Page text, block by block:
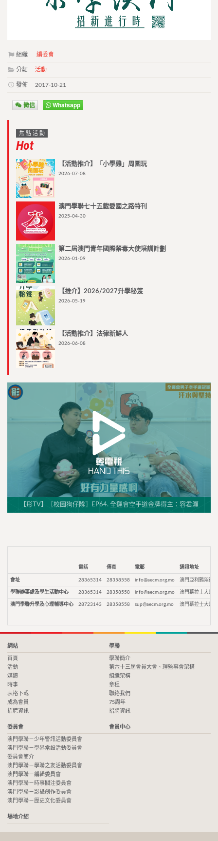
組織 編委會
分類 活動
發佈 2017-10-21
微信 Whatsapp
焦點活動
Hot
【活動推介】「小學雞」周圍玩
2026-07-08
澳門學聯七十五載愛國之路特刊
2025-04-30
第二屆澳門青年國際禁毒大使培訓計劃
2026-01-09
【推介】2026/2027升學秘笈
2026-05-19
【活動推介】法律新鮮人
2026-06-08
【形TV】〖校園狗仔隊〗EP64. 全運會空手道金牌得主：容君灝
電話 傳真 電郵 通訊地址
會址 28365314 28358558 info@aecm.org.mo 澳門亞利鴉架街9
學聯辦事處及學生活動中心 28365314 28358558 info@aecm.org.mo 澳門慕拉士大馬
澳門學聯升學及心理輔導中心 28723143 28358558 sup@aecm.org.mo 澳門慕拉士大馬
網站
首頁
活動
媒體
時事
表格下載
成為會員
招聘資訊
學聯
學聯簡介
第六十三屆會員大會、理監事會架構
組織架構
章程
聯絡我們
75周年
招聘資訊
委員會
澳門學聯－少年警訊活動委員會
澳門學聯－學界常設活動委員會
委員會簡介
澳門學聯－學聯之友活動委員會
澳門學聯－編輯委員會
澳門學聯－時事關注委員會
澳門學聯－影攝創作委員會
澳門學聯－歷史文化委員會
會員中心
場地介紹